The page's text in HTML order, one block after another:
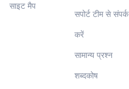
साइट मैप
सपोर्ट टीम से संपर्क
करें
सामान्य प्रश्न
शब्दकोष